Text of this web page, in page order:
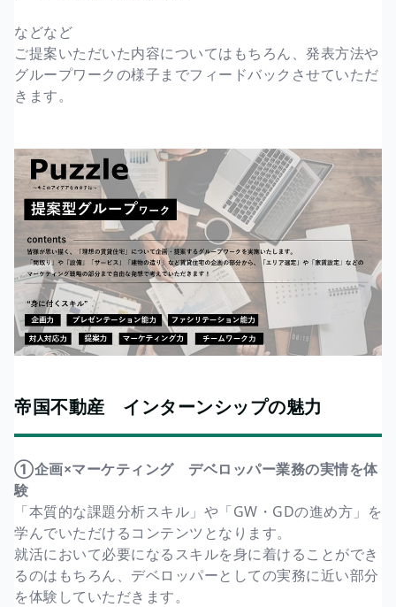
などなど
ご提案いただいた内容についてはもちろん、発表方法や
グループワークの様子までフィードバックさせていただ
きます。
帝国不動産 インターンシップの魅力
①企画×マーケティング デベロッパー業務の実情を体
験
「本質的な課題分析スキル」や「GW・GDの進め方」を
学んでいただけるコンテンツとなります。
就活において必要になるスキルを身に着けることができ
るのはもちろん、デベロッパーとしての実務に近い部分
を体験していただきます。